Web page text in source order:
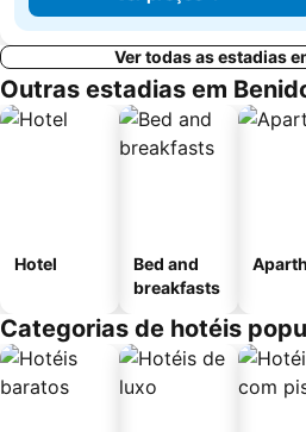
Ver todas as estadias
Outras estadias em
Hotel
Bed and
breakfasts
Categorias de hotéis